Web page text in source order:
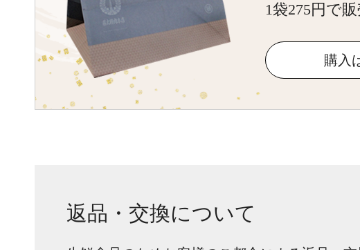
1袋275円で
購入
返品・交換について